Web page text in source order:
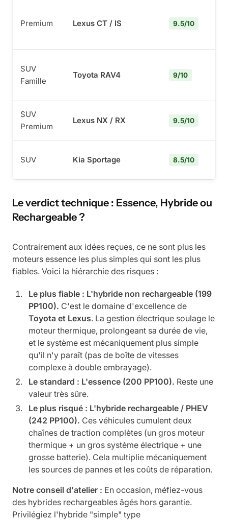
Premium Lexus CT / IS 9.5/10
SUV
Famille
Toyota RAV4 9/10
SUV
Premium
Lexus NX / RX 9.5/10
SUV Kia Sportage 8.5/10
Le verdict technique : Essence, Hybride ou
Rechargeable ?
Contrairement aux idées reçues, ce ne sont plus les
moteurs essence les plus simples qui sont les plus
fiables. Voici la hiérarchie des risques :
Le plus fiable : L'hybride non rechargeable (199
PP100). C'est le domaine d'excellence de
Toyota et Lexus. La gestion électrique soulage le
moteur thermique, prolongeant sa durée de vie,
et le système est mécaniquement plus simple
qu'il n'y paraît (pas de boîte de vitesses
complexe à double embrayage).
Le standard : L'essence (200 PP100). Reste une
valeur très sûre.
Le plus risqué : L'hybride rechargeable / PHEV
(242 PP100). Ces véhicules cumulent deux
chaînes de traction complètes (un gros moteur
thermique + un gros système électrique + une
grosse batterie). Cela multiplie mécaniquement
les sources de pannes et les coûts de réparation.
Notre conseil d'atelier : En occasion, méfiez-vous
des hybrides rechargeables âgés hors garantie.
Privilégiez l'hybride "simple" type